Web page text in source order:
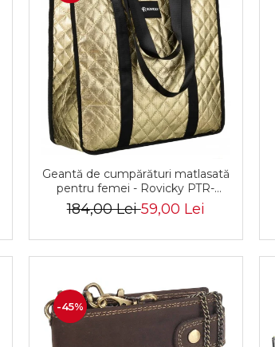
Geantă de cumpărături matlasată
pentru femei - Rovicky PTR-
RSPV-001P-5277 GOLD
184,00 Lei59,00 Lei
-45%